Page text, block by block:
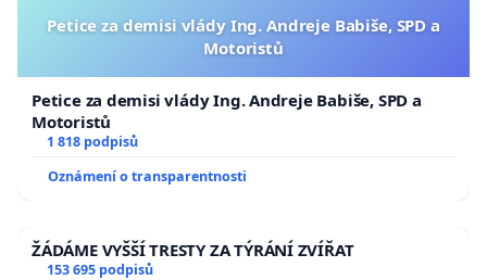
Petice za demisi vlády Ing. Andreje Babiše, SPD a
Motoristů
Petice za demisi vlády Ing. Andreje Babiše, SPD a
Motoristů
1 818 podpisů
Oznámení o transparentnosti
ŽÁDÁME VYŠŠÍ TRESTY ZA TÝRÁNÍ ZVÍŘAT
153 695 podpisů